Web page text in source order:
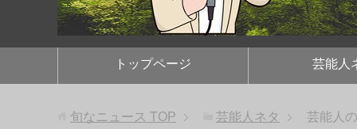
トップページ 芸能人
旬なニュース TOP 芸能人ネタ 芸能人